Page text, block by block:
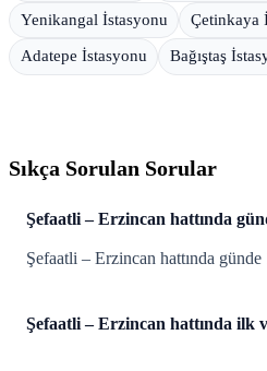
Yenikangal İstasyonu Çetinkaya
Adatepe İstasyonu Bağıştaş
Sıkça Sorulan Sorular
Şefaatli – Erzincan hattında
Şefaatli – Erzincan hattında günde
Şefaatli – Erzincan hattında ilk